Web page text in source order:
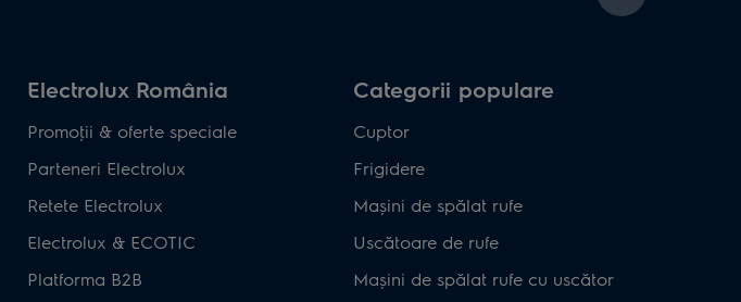
Electrolux România
Promoţii & oferte speciale
Parteneri Electrolux
Retete Electrolux
Electrolux & ECOTIC
Platforma B2B
Categorii populare
Cuptor
Frigidere
Mașini de spălat rufe
Uscătoare de rufe
Mașini de spălat rufe cu uscător